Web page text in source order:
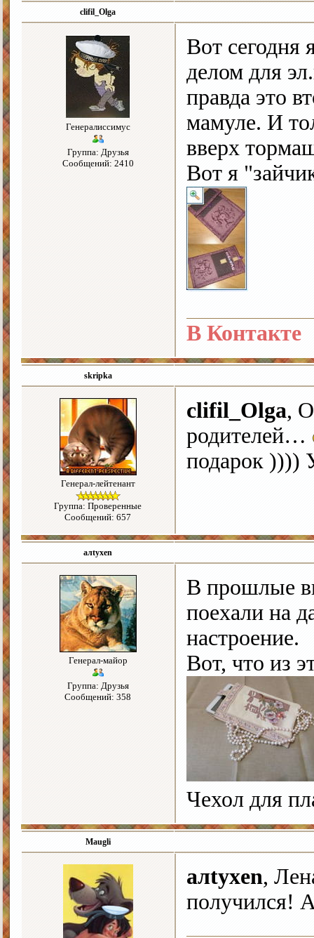
clifil_Olga
Генералиссимус
Группа: Друзья
Сообщений: 2410
Вот
делом для
правда это
мамуле. И
вверх
Вот я
В Контакте
skripka
Генерал-лейтенант
Группа: Проверенные
Сообщений: 657
clifil_Olga,
родителей…
подарок ))))
алtyxen
Генерал-майор
Группа: Друзья
Сообщений: 358
В прошлые
поехали на
настроение.
Вот, что из
Чехол для
Maugli
алtyxen,
получился!